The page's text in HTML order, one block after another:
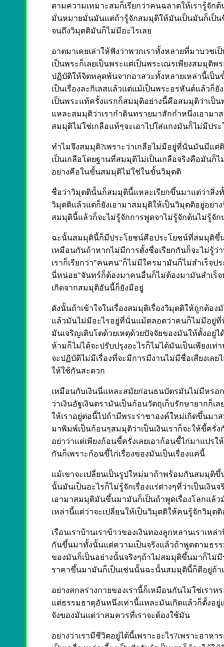
ตามความเหมาะสมก็เรียกว่าคนฉลาดให้เรารู้จั
มั่นหมายมั่นมันแต่ถ้ารู้จักสมมุติให้มันเป็นมันก็เป็น
จนถึงวิมุตติมันก็ไม่มีอะไรเลย
อาตมาเคยเล่าให้ฟังว่าพวกเราทั้งหลายที่มาบว
เป็นพระก็เลยเป็นพระแต่เป็นพระเณรเพียงสมมุติพ
ปฏิบัติให้จิตหลุดพ้นจากอาสวะทั้งหลายเหล่านี้เป็
เป็นเรื่องละกิเลสแล้วแต่แม้เป็นพระอรหันต์แล้วก็
เป็นพระแท้ครั้งแรกก็สมมุติอย่างนี้คือสมมุติว่าเป็น
แหละสมมุติว่าเรากำดินทรายมาสักกำหนึ่งเอามา
สมมุติไม่ใช่เกลือแท้ๆจะเอาไปใส่แกงมันก็ไม่มีปร
ทำไมจึงสมมุติ?เพราะว่าเกลือไม่มีอยู่ที่นั่นมันมีแต่
เป็นเกลือโดยฐานที่สมมุติไม่เป็นเกลือจริงคือมันก็
อย่างคือในขั้นสมมุติไม่ใช่ในขั้นวิมุตติ
ชื่อว่าวิมุตตินั้นก็สมมุตินี้แหละเรียกขึ้นมาแต่ว่าสิ่
วิมุตติแล้วแต่ก็ยังเอามาสมมุติให้เป็นวิมุตติอยู่อย่า
สมมุตินี้แล้วก็จะไม่รู้จักการพูดจาไม่รู้จักต้นไม่รู้จั
ฉะนั้นสมมุตินี้ก็มีประโยชน์คือประโยชน์ที่สมมุติขึ้
เหมือนกันถ้าหากไม่มีการตั้งชื่อเรียกกันก็จะไม่รู้ว่
เราก็เรียกว่า"คนคน"ก็ไม่มีใครมามันก็ไม่สำเร็จป
นี่หน่อย"จันทร์ก็ต้องมาคนอื่นก็ไม่ต้องมามันสำเร็
เกิดจากสมมุติอันนี้ก็ยังมีอยู่
ดังนั้นถ้าเข้าใจในเรื่องสมมุติเรื่องวิมุตติให้ถูกต้อ
แล้วมันไม่มีอะไรอยู่ที่นั่นแม้ตลอดว่าคนก็ไม่มีอยู่ที่
มันเจริญเติบโตด้วยเหตุด้วยปัจจัยของมันให้ตั้งอ
ห้ามก็ไม่ได้จะปรับปรุงอะไรก็ไม่ได้มันเป็นเพียงเ
จะปฏิบัติไม่มีเรื่องที่จะมีการมีงานไม่มีชื่อเสียงเ
ให้ใช้กันสะดวก
เหมือนกับเงินนี่แหละสมัยก่อนธนบัตรมันไม่มีหรอ
ว่าเงินอัฐเงินตรามันเป็นก้อนวัตถุเก็บรักษายากก็เ
ให้เราอยู่ต่อนี้ไปถ้ามีพระราชาองค์ใหม่เกิดขึ้นม
มาพิมพ์เป็นก้อนๆสมมุติว่าเป็นเงินเราก็จะให้ขี้ค
อย่าว่าแต่เพียงก้อนขี้ครั่งเลยเอาก้อนขี้ไก่มาแปร
กันก็เพราะก้อนขี้ไก่เรื่องของมันเป็นเรื่องแค่นี้
แม้เขาจะเปลี่ยนเป็นรูปใหม่มาถ้าพร้อมกันสมมุติ
นั้นมันเป็นอะไรก็ไม่รู้จักเรื่องแร่ต่างๆที่ว่าเป็นเงิน
เอามาสมมุติมันขึ้นมามันก็เป็นถ้าพูดเรื่องโลกแ
เหล่านี้แต่ว่าจะเปลี่ยนให้เป็นวิมุตติให้คนรู้จักวิมุต
เรือนเราบ้านเราข้าวของเงินทองลูกหลานเราเห
กันขึ้นมาทั้งนั้นแต่ความเป็นจริงแล้วถ้าพูดตามธรร
ของมันก็เป็นอย่างนั้นจริงๆถ้าไม่สมมุติขึ้นมาก็ไ
ราคาขึ้นมามันก็เป็นเช่นนั้นฉะนั้นสมมุตินี้ก็ดีอยู่ถ้า
อย่างสกลร่างกายของเรานี้ก็เหมือนกันไม่ใช่เรา
แต่ธรรมธาตุอันหนึ่งเท่านี้แหละมันเกิดแล้วก็ตั้งอยู่
จังของมันแต่ว่าสมควรที่เราจะต้องใช้มัน
อย่างว่าเรามีชีวิตอยู่ได้นี้เพราะอะไร?เพราะอาห